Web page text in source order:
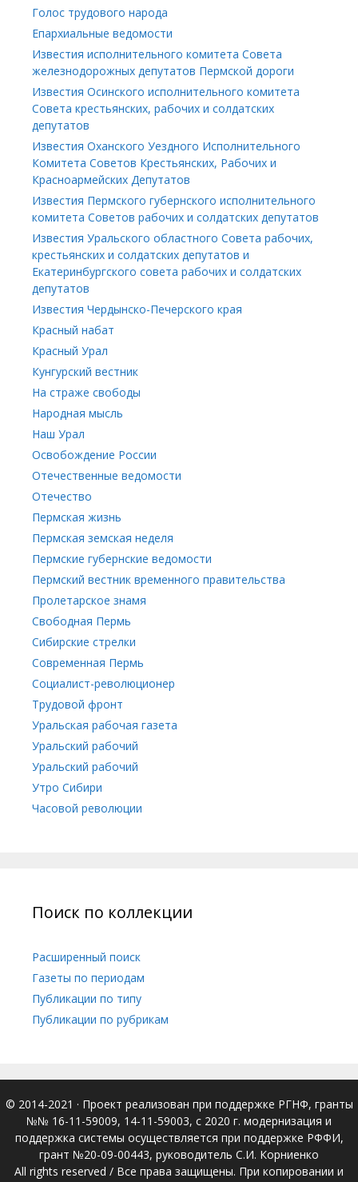
Голос трудового народа
Епархиальные ведомости
Известия исполнительного комитета Совета
железнодорожных депутатов Пермской дороги
Известия Осинского исполнительного комитета
Совета крестьянских, рабочих и солдатских
депутатов
Известия Оханского Уездного Исполнительного
Комитета Советов Крестьянских, Рабочих и
Красноармейских Депутатов
Известия Пермского губернского исполнительного
комитета Советов рабочих и солдатских депутатов
Известия Уральского областного Совета рабочих,
крестьянских и солдатских депутатов и
Екатеринбургского совета рабочих и солдатских
депутатов
Известия Чердынско-Печерского края
Красный набат
Красный Урал
Кунгурский вестник
На страже свободы
Народная мысль
Наш Урал
Освобождение России
Отечественные ведомости
Отечество
Пермская жизнь
Пермская земская неделя
Пермские губернские ведомости
Пермский вестник временного правительства
Пролетарское знамя
Свободная Пермь
Сибирские стрелки
Современная Пермь
Социалист-революционер
Трудовой фронт
Уральская рабочая газета
Уральский рабочий
Уральский рабочий
Утро Сибири
Часовой революции
Поиск по коллекции
Расширенный поиск
Газеты по периодам
Публикации по типу
Публикации по рубрикам
© 2014-2021 · Проект реализован при поддержке РГНФ, гранты
№№ 16-11-59009, 14-11-59003, с 2020 г. модернизация и
поддержка системы осуществляется при поддержке РФФИ,
грант №20-09-00443, руководитель С.И. Корниенко
All rights reserved / Все права защищены. При копировании и